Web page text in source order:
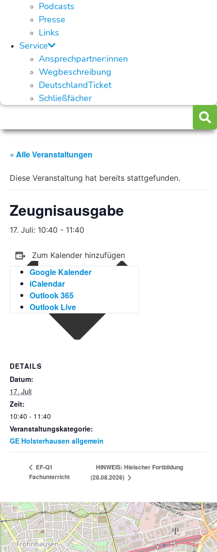
Podcasts
Presse
Links
Service
Ansprechpartner:innen
Wegbeschreibung
DeutschlandTicket
Schließfächer
« Alle Veranstaltungen
Diese Veranstaltung hat bereits stattgefunden.
Zeugnisausgabe
17. Juli: 10:40 - 11:40
Zum Kalender hinzufügen
Google Kalender
iCalendar
Outlook 365
Outlook Live
DETAILS
Datum:
17. Juli
Zeit:
10:40 - 11:40
Veranstaltungskategorie:
GE Holsterhausen allgemein
EF-Q1
Fachunterricht
HINWEIS: Hielscher Fortbildung
(28.08.2026)